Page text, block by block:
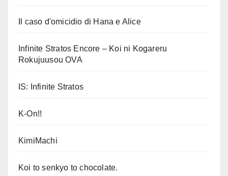
Il caso d'omicidio di Hana e Alice
Infinite Stratos Encore – Koi ni Kogareru
Rokujuusou OVA
IS: Infinite Stratos
K-On!!
KimiMachi
Koi to senkyo to chocolate.